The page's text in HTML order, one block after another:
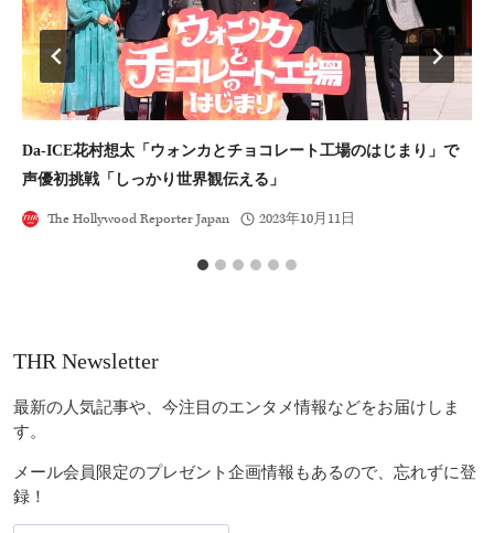
Da-ICE花村想太「ウォンカとチョコレート工場のはじまり」で
声優初挑戦「しっかり世界観伝える」
The Hollywood Reporter Japan 2023年10月11日
THR Newsletter
最新の人気記事や、今注目のエンタメ情報などをお届けしま
す。
メール会員限定のプレゼント企画情報もあるので、忘れずに登
録！